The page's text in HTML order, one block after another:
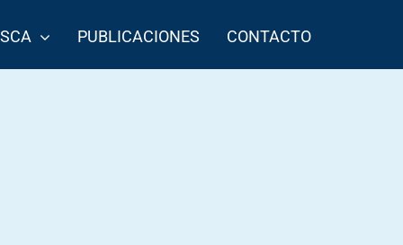
PUBLICACIONES CONTACTO